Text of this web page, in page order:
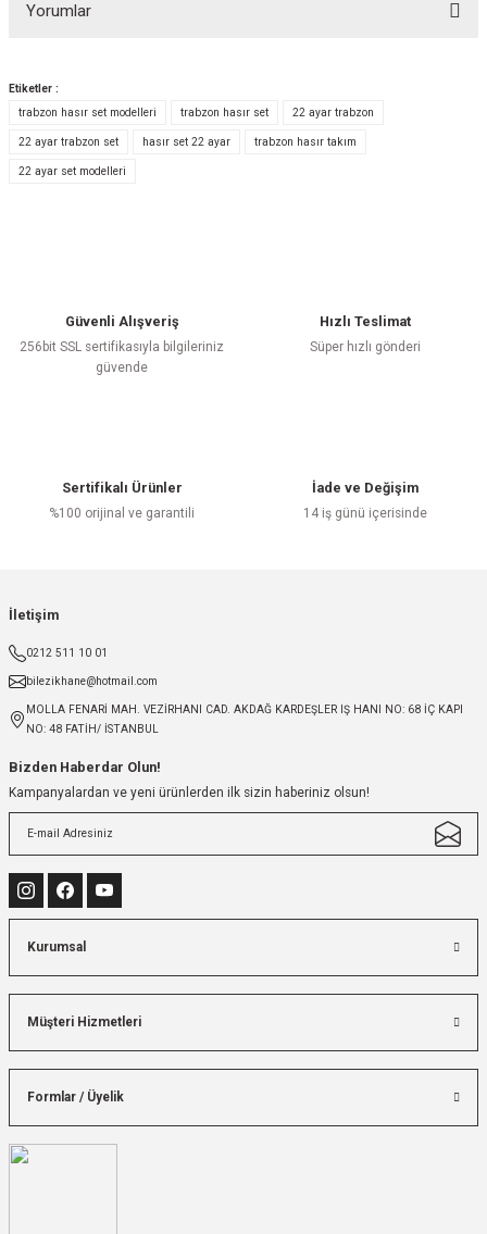
Yorumlar
Bu ürüne ilk yorumu siz yapın!
Etiketler :
trabzon hasır set modelleri
trabzon hasır set 22 ayar trabzon
22 ayar trabzon set hasır set 22 ayar trabzon hasır takım
22 ayar set modelleri
Güvenli Alışveriş
256bit SSL sertifikasıyla bilgileriniz
güvende
Hızlı Teslimat
Süper hızlı gönderi
Sertifikalı Ürünler
%100 orijinal ve garantili
İade ve Değişim
14 iş günü içerisinde
İletişim
0212 511 10 01
bilezikhane@hotmail.com
MOLLA FENARİ MAH. VEZİRHANI CAD. AKDAĞ KARDEŞLER IŞ HANI NO: 68 İÇ KAPI
NO: 48 FATİH/ İSTANBUL
Bizden Haberdar Olun!
Kampanyalardan ve yeni ürünlerden ilk sizin haberiniz olsun!
Kurumsal
Müşteri Hizmetleri
Formlar / Üyelik